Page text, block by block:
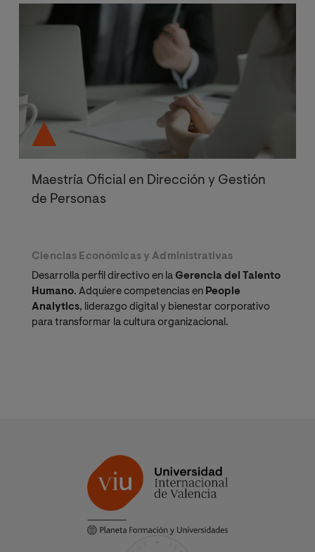
Maestría Oficial en Dirección y Gestión
de Personas
Ciencias Económicas y Administrativas
Desarrolla perfil directivo en laGerencia del Talento
Humano. Adquiere competencias en People
Analytics, liderazgo digital y bienestar corporativo
para transformar la cultura organizacional.